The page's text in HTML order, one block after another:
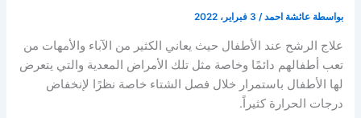
بواسطة عائشة احمد/ 3 فبراير، 2022
علاج الرشح عند الأطفال حيث يعاني الكثير من الآباء والأمهات من
تعب أطفالهم دائمًا وخاصة مثل تلك الأمراض المعدية والتي يتعرض
لها الأطفال باستمرار خلال فصل الشتاء خاصة نظرًا لإنخفاض
درجات الحرارة كثيراً.